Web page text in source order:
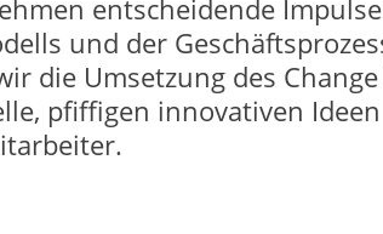
entscheidende
und der
die Umsetzung des
pfiffigen innovativen